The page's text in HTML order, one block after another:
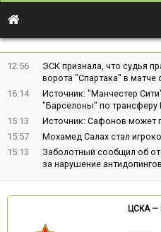
12:56
ЭСК признала, что судья
ворота "Спартака" в матче
16:14
Источник: "Манчестер
"Барселоны" по трансферу
15:13
Источник: Сафонов может
15:57
Мохамед Салах стал
15:13
Заболотный сообщил об
за нарушение
ЦСКА—